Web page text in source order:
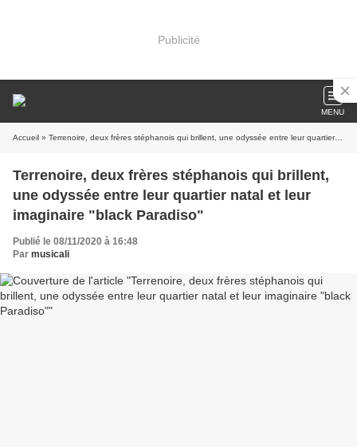
Publicité
MENU
Accueil » Terrenoire, deux frères stéphanois qui brillent, une odyssée entre leur quartier natal et leur imaginaire "black Paradiso"
Terrenoire, deux frères stéphanois qui brillent,
une odyssée entre leur quartier natal et leur
imaginaire "black Paradiso"
Publié le 08/11/2020 à 16:48
Par musicali